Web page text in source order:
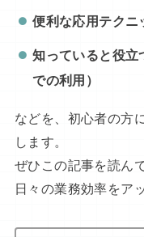
便利な応用テクニ
知っていると役
での利用）
などを、初心者の方
します。
ぜひこの記事を読ん
日々の業務効率をア